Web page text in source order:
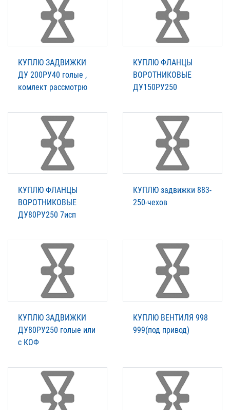
КУПЛЮ ЗАДВИЖКИ
ДУ 200РУ40 голые ,
комлект рассмотрю
КУПЛЮ ФЛАНЦЫ
ВОРОТНИКОВЫЕ
ДУ150РУ250
КУПЛЮ ФЛАНЦЫ
ВОРОТНИКОВЫЕ
ДУ80РУ250 7исп
КУПЛЮ задвижки 883-
250-чехов
КУПЛЮ ЗАДВИЖКИ
ДУ80РУ250 голые или
с КОФ
КУПЛЮ ВЕНТИЛЯ 998
999(под привод)